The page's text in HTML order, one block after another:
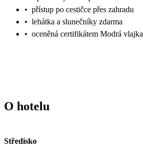
• přístup po cestičce přes zahradu
• lehátka a slunečníky zdarma
• oceněná certifikátem Modrá vlajka
O hotelu
Středisko